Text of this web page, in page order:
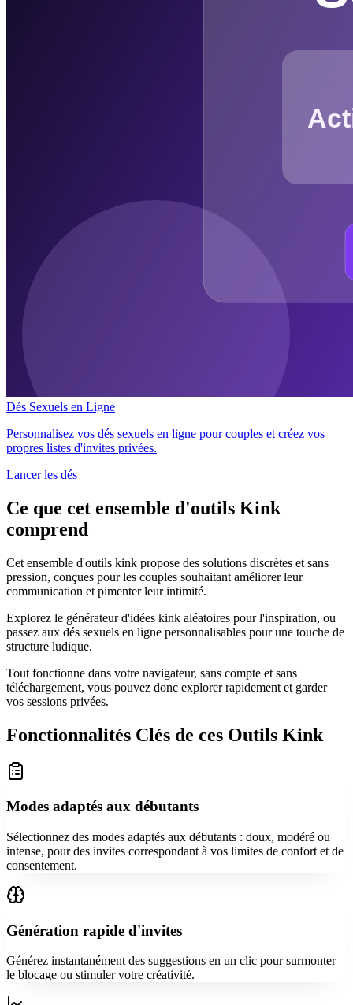
Dés Sexuels en Ligne
Personnalisez vos dés sexuels en ligne pour couples et créez vos
propres listes d'invites privées.
Lancer les dés
Ce que cet ensemble d'outils Kink
comprend
Cet ensemble d'outils kink propose des solutions discrètes et sans
pression, conçues pour les couples souhaitant améliorer leur
communication et pimenter leur intimité.
Explorez le générateur d'idées kink aléatoires pour l'inspiration, ou
passez aux dés sexuels en ligne personnalisables pour une touche de
structure ludique.
Tout fonctionne dans votre navigateur, sans compte et sans
téléchargement, vous pouvez donc explorer rapidement et garder
vos sessions privées.
Fonctionnalités Clés de ces Outils Kink
Modes adaptés aux débutants
Sélectionnez des modes adaptés aux débutants : doux, modéré ou
intense, pour des invites correspondant à vos limites de confort et de
consentement.
Génération rapide d'invites
Générez instantanément des suggestions en un clic pour surmonter
le blocage ou stimuler votre créativité.